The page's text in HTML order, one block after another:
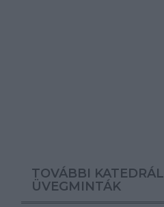
TOVÁBBI KATEDRÁL
ÜVEGMINTÁK